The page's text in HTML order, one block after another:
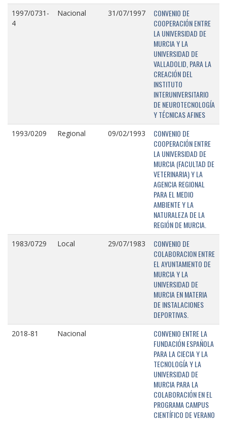
1997/0731-
4
Nacional 31/07/1997
CONVENIO DE
COOPERACIÓN ENTRE
LA UNIVERSIDAD DE
MURCIA Y LA
UNIVERSIDAD DE
VALLADOLID, PARA LA
CREACIÓN DEL
INSTITUTO
INTERUNIVERSITARIO
DE NEUROTECNOLOGÍA
Y TÉCNICAS AFINES
1993/0209 Regional 09/02/1993
CONVENIO DE
COOPERACIÓN ENTRE
LA UNIVERSIDAD DE
MURCIA (FACULTAD DE
VETERINARIA) Y LA
AGENCIA REGIONAL
PARA EL MEDIO
AMBIENTE Y LA
NATURALEZA DE LA
REGIÓN DE MURCIA.
1983/0729 Local 29/07/1983
CONVENIO DE
COLABORACION ENTRE
EL AYUNTAMIENTO DE
MURCIA Y LA
UNIVERSIDAD DE
MURCIA EN MATERIA
DE INSTALACIONES
DEPORTIVAS.
2018-81 Nacional
CONVENIO ENTRE LA
FUNDACIÓN ESPAÑOLA
PARA LA CIECIA Y LA
TECNOLOGÍA Y LA
UNIVERSIDAD DE
MURCIA PARA LA
COLABORACIÓN EN EL
PROGRAMA CAMPUS
CIENTÍFICO DE VERANO